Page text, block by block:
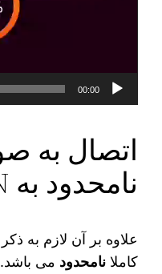
00:00
اتصال به
نامحدود به Alight VPN
علاوه بر آن لازم به
کاملانامحدود می‌